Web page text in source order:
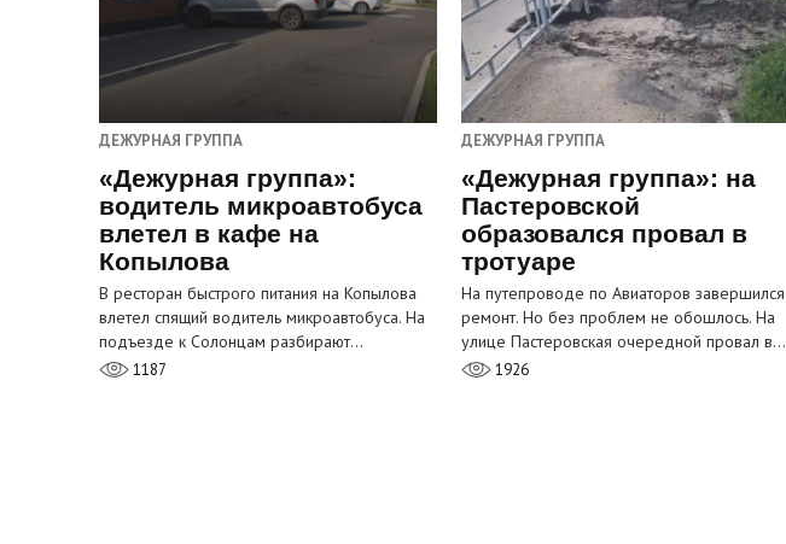
ДЕЖУРНАЯ ГРУППА
«Дежурная группа»:
водитель микроавтобуса
влетел в кафе на
Копылова
В ресторан быстрого питания на Копылова
влетел спящий водитель микроавтобуса. На
подъезде к Солонцам разбирают…
1187
ДЕЖУРНАЯ ГРУППА
«Дежурная группа»: на
Пастеровской
образовался провал в
тротуаре
На путепроводе по Авиаторов завершился
ремонт. Но без проблем не обошлось. На
улице Пастеровская очередной провал в…
1926